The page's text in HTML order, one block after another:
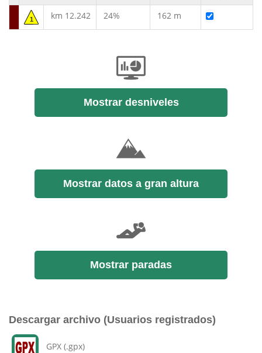
1 km 12.242 24% 162 m
Mostrar desniveles
Mostrar datos a gran altura
Mostrar paradas
Descargar archivo (Usuarios registrados)
GPX (.gpx)